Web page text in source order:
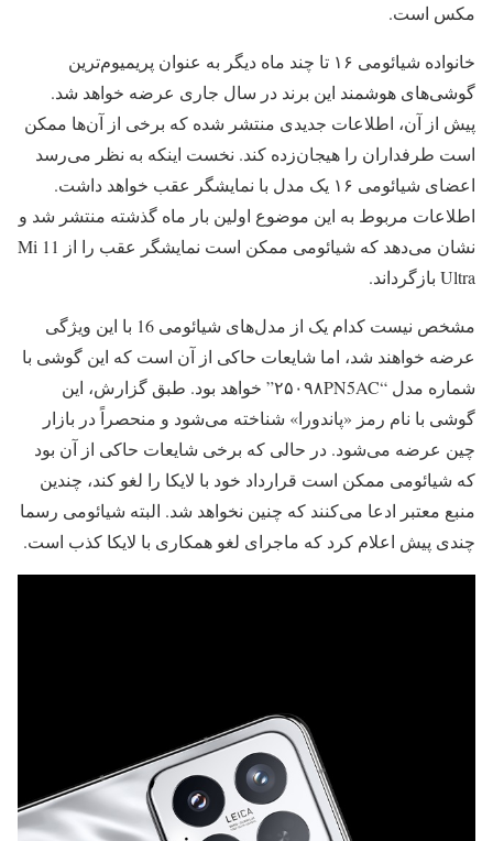
مکس است.
خانواده شیائومی ۱۶ تا چند ماه دیگر به عنوان پریمیوم‌ترین
گوشی‌های هوشمند این برند در سال جاری عرضه خواهد شد.
پیش از آن، اطلاعات جدیدی منتشر شده که برخی از آن‌ها ممکن
است طرفداران را هیجان‌زده کند. نخست اینکه به نظر می‌رسد
اعضای شیائومی ۱۶ یک مدل با نمایشگر عقب خواهد داشت.
اطلاعات مربوط به این موضوع اولین بار ماه گذشته منتشر شد و
نشان می‌دهد که شیائومی ممکن است نمایشگر عقب را از Mi 11
Ultra بازگرداند.
مشخص نیست کدام یک از مدل‌های شیائومی 16 با این ویژگی
عرضه خواهند شد، اما شایعات حاکی از آن است که این گوشی با
شماره مدل “۲۵۰۹۸PN5AC” خواهد بود. طبق گزارش، این
گوشی با نام رمز «پاندورا» شناخته می‌شود و منحصراً در بازار
چین عرضه می‌شود. در حالی که برخی شایعات حاکی از آن بود
که شیائومی ممکن است قرارداد خود با لایکا را لغو کند، چندین
منبع معتبر ادعا می‌کنند که چنین نخواهد شد. البته شیائومی رسما
چندی پیش اعلام کرد که ماجرای لغو همکاری با لایکا کذب است.